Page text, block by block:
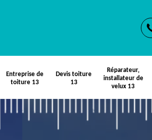
Entreprise de
toiture 13
Devis toiture
13
Réparateur,
installateur de
velux 13